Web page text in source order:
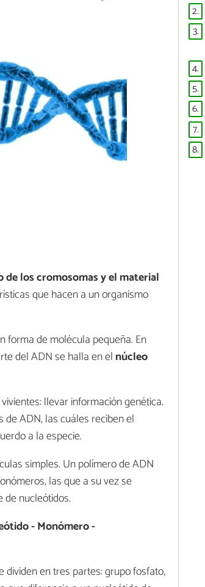
los cromosomas y el material
que hacen a un organismo
forma de molécula pequeña. En
del ADN se halla en el núcleo
llevar información genética.
ADN, las cuáles reciben el
a la especie.
simples. Un polímero de ADN
las que a su vez se
nucleótidos.
- Monómero -
en tres partes: grupo fosfato,
2.
3.
4.
5.
6.
7.
8.